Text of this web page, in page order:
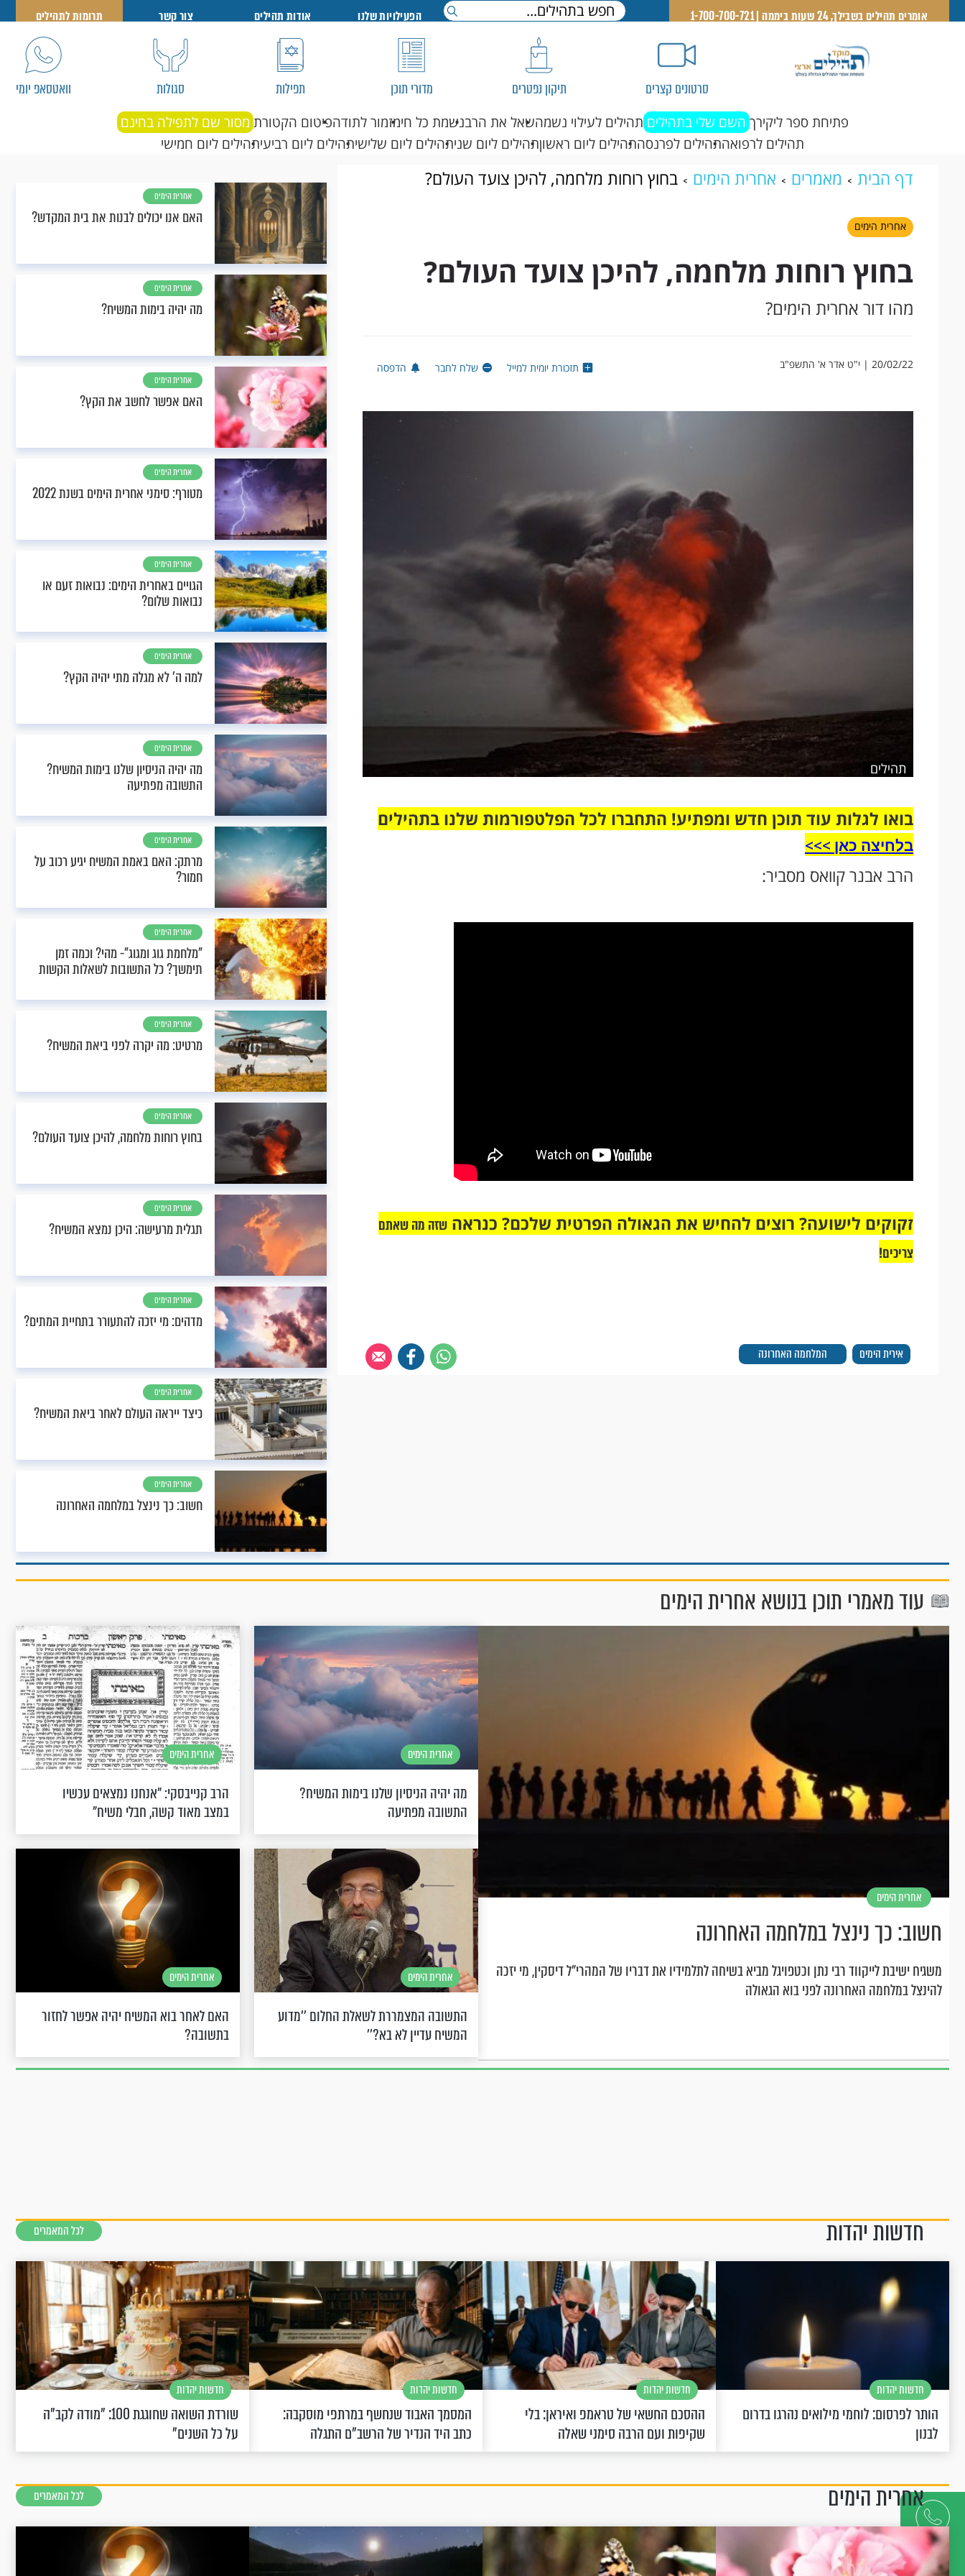
דברו
איתנו
אומרים תהילים בשבילך, 24 שעות ביממה | 1-700-700-721 הפעילויות שלנו אודות תהילים צור קשר תרומות לתהילים
סרטונים קצרים תיקון נפטרים מדורי תוכן תפילות סגולות וואטסאפ יומי
פתיחת ספר ליקירך השם שלי בתהילים תהילים לעילוי נשמהשאל את הרבנשמת כל חימזמור לתודהפיטום הקטורת מסור שם לתפילה בחינם
תהילים לרפואהתהילים לפרנסהתהילים ליום ראשוןתהילים ליום שניתהילים ליום שלישיתהילים ליום רביעיתהילים ליום חמישי
דף הבית מאמרים אחרית הימים בחוץ רוחות מלחמה, להיכן צועד העולם?
אחרית הימים
בחוץ רוחות מלחמה, להיכן צועד העולם?
מהו דור אחרית הימים?
20/02/22 | י"ט אדר א' התשפ"ב תזכורת יומית למייל שלח לחבר הדפסה
תהילים
בואו לגלות עוד תוכן חדש ומפתיע! התחברו לכל הפלטפורמות שלנו בתהילים
בלחיצה כאן >>>​
הרב אבנר קוואס מסביר:
אירית הימים המלחמה האחרונה
זקוקים לישועה? רוצים להחיש את הגאולה הפרטית שלכם? כנראה שזה מה שאתם
צריכים!
אחרית הימים
האם אנו יכולים לבנות את בית המקדש?
אחרית הימים
מה יהיה בימות המשיח?
אחרית הימים
האם אפשר לחשב את הקץ?
אחרית הימים
מטורף: סימני אחרית הימים בשנת 2022
אחרית הימים
הגויים באחרית הימים: נבואות זעם או
נבואות שלום?
אחרית הימים
למה ה' לא מגלה מתי יהיה הקץ?
אחרית הימים
מה יהיה הניסיון שלנו בימות המשיח?
התשובה מפתיעה
אחרית הימים
מרתק: האם באמת המשיח יגיע רכוב על
חמור?
אחרית הימים
"מלחמת גוג ומגוג"- מהי? וכמה זמן
תימשך? כל התשובות לשאלות הקשות
אחרית הימים
מרטיט: מה יקרה לפני ביאת המשיח?
אחרית הימים
בחוץ רוחות מלחמה, להיכן צועד העולם?
אחרית הימים
תגלית מרעישה: היכן נמצא המשיח?
אחרית הימים
מדהים: מי יזכה להתעורר בתחיית המתים?
אחרית הימים
כיצד ייראה העולם לאחר ביאת המשיח?
אחרית הימים
חשוב: כך נינצל במלחמה האחרונה
עוד מאמרי תוכן בנושא אחרית הימים
אחרית הימים
חשוב: כך נינצל במלחמה האחרונה
משגיח ישיבת לייקווד רבי נתן וכטפויגל מביא בשיחה לתלמידיו את דבריו של המהרי"ל דיסקין, מי יזכה
להינצל במלחמה האחרונה לפני בוא הגאולה
אחרית הימים
מה יהיה הניסיון שלנו בימות המשיח?
התשובה מפתיעה
אחרית הימים
הרב קנייבסקי: "אנחנו נמצאים עכשיו
במצב מאוד קשה, חבלי משיח"
אחרית הימים
התשובה המצמררת לשאלת החלום ’’מדוע
המשיח עדיין לא בא?’’
אחרית הימים
האם לאחר בוא המשיח יהיה אפשר לחזור
בתשובה?
חדשות יהדות לכל המאמרים
חדשות יהדות
הותר לפרסום: לוחמי מילואים נהרגו בדרום
לבנון
חדשות יהדות
ההסכם החשאי של טראמפ ואיראן: בלי
שקיפות ועם הרבה סימני שאלה
חדשות יהדות
המסמך האבוד שנחשף במרתפי מוסקבה:
כתב היד הנדיר של הרשב"ם התגלה
חדשות יהדות
שורדת השואה שחוגגת 100: "מודה לקב"ה
על כל השנים"
אחרית הימים לכל המאמרים